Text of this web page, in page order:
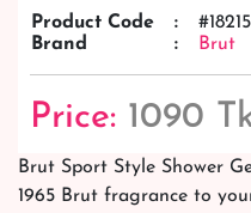
Product Code :
#18215
Brand
: Brut
Price: 1090
Brut Sport Style Shower
1965 Brut fragrance to